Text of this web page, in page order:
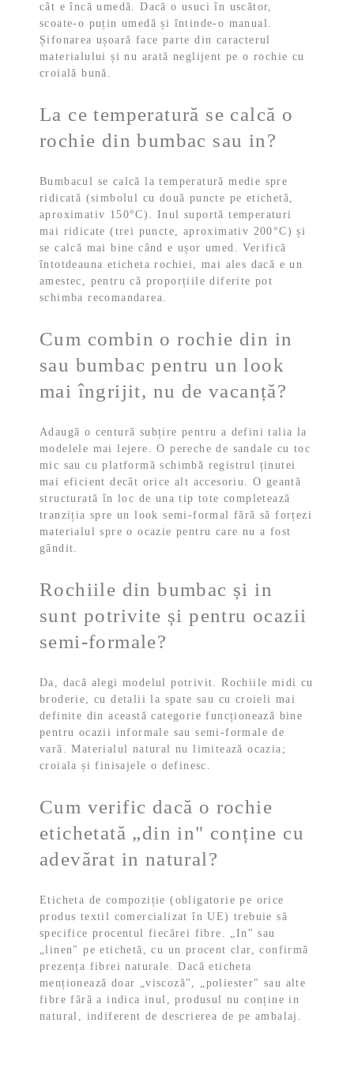
cât e încă umedă. Dacă o usuci în uscător,
scoate-o puțin umedă și întinde-o manual.
Șifonarea ușoară face parte din caracterul
materialului și nu arată neglijent pe o rochie cu
croială bună.
La ce temperatură se calcă o
rochie din bumbac sau in?
Bumbacul se calcă la temperatură medie spre
ridicată (simbolul cu două puncte pe etichetă,
aproximativ 150°C). Inul suportă temperaturi
mai ridicate (trei puncte, aproximativ 200°C) și
se calcă mai bine când e ușor umed. Verifică
întotdeauna eticheta rochiei, mai ales dacă e un
amestec, pentru că proporțiile diferite pot
schimba recomandarea.
Cum combin o rochie din in
sau bumbac pentru un look
mai îngrijit, nu de vacanță?
Adaugă o centură subțire pentru a defini talia la
modelele mai lejere. O pereche de sandale cu toc
mic sau cu platformă schimbă registrul ținutei
mai eficient decât orice alt accesoriu. O geantă
structurată în loc de una tip tote completează
tranziția spre un look semi-formal fără să forțezi
materialul spre o ocazie pentru care nu a fost
gândit.
Rochiile din bumbac și in
sunt potrivite și pentru ocazii
semi-formale?
Da, dacă alegi modelul potrivit. Rochiile midi cu
broderie, cu detalii la spate sau cu croieli mai
definite din această categorie funcționează bine
pentru ocazii informale sau semi-formale de
vară. Materialul natural nu limitează ocazia;
croiala și finisajele o definesc.
Cum verific dacă o rochie
etichetată „din in" conține cu
adevărat in natural?
Eticheta de compoziție (obligatorie pe orice
produs textil comercializat în UE) trebuie să
specifice procentul fiecărei fibre. „In" sau
„linen" pe etichetă, cu un procent clar, confirmă
prezența fibrei naturale. Dacă eticheta
menționează doar „viscoză", „poliester" sau alte
fibre fără a indica inul, produsul nu conține in
natural, indiferent de descrierea de pe ambalaj.